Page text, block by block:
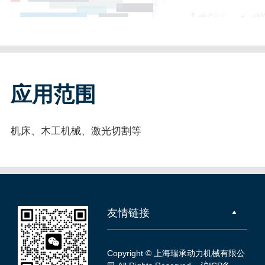
应用范围
机床、木工机械、激光切割等
友情链接
Copyright © 上海瑞承动力机械有限公